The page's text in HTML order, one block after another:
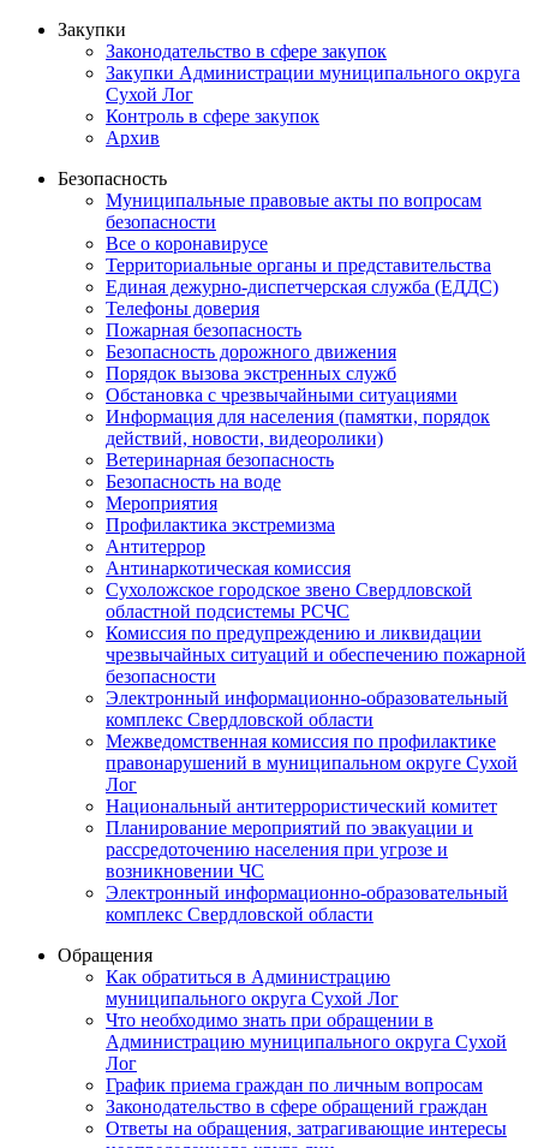
Закупки
Законодательство в сфере закупок
Закупки Администрации муниципального округа
Сухой Лог
Контроль в сфере закупок
Архив
Безопасность
Муниципальные правовые акты по вопросам
безопасности
Все о коронавирусе
Территориальные органы и представительства
Единая дежурно-диспетчерская служба (ЕДДС)
Телефоны доверия
Пожарная безопасность
Безопасность дорожного движения
Порядок вызова экстренных служб
Обстановка с чрезвычайными ситуациями
Информация для населения (памятки, порядок
действий, новости, видеоролики)
Ветеринарная безопасность
Безопасность на воде
Мероприятия
Профилактика экстремизма
Антитеррор
Антинаркотическая комиссия
Сухоложское городское звено Свердловской
областной подсистемы РСЧС
Комиссия по предупреждению и ликвидации
чрезвычайных ситуаций и обеспечению пожарной
безопасности
Электронный информационно-образовательный
комплекс Cвердловской области
Межведомственная комиссия по профилактике
правонарушений в муниципальном округе Сухой
Лог
Национальный антитеррористический комитет
Планирование мероприятий по эвакуации и
рассредоточению населения при угрозе и
возникновении ЧС
Электронный информационно-образовательный
комплекс Свердловской области
Обращения
Как обратиться в Администрацию
муниципального округа Сухой Лог
Что необходимо знать при обращении в
Администрацию муниципального округа Сухой
Лог
График приема граждан по личным вопросам
Законодательство в сфере обращений граждан
Ответы на обращения, затрагивающие интересы